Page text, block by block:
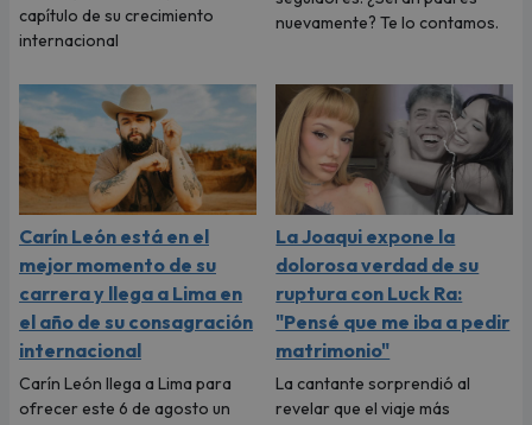
capítulo de su crecimiento
internacional
nuevamente? Te lo contamos.
Carín León está en el
mejor momento de su
carrera y llega a Lima en
el año de su consagración
internacional
Carín León llega a Lima para
ofrecer este 6 de agosto un
La Joaqui expone la
dolorosa verdad de su
ruptura con Luck Ra:
"Pensé que me iba a pedir
matrimonio"
La cantante sorprendió al
revelar que el viaje más